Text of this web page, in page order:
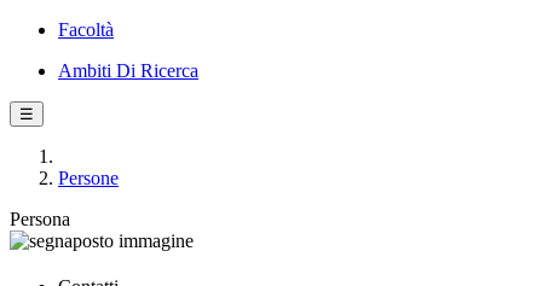
Facoltà
Ambiti Di Ricerca
☰
Persone
Persona